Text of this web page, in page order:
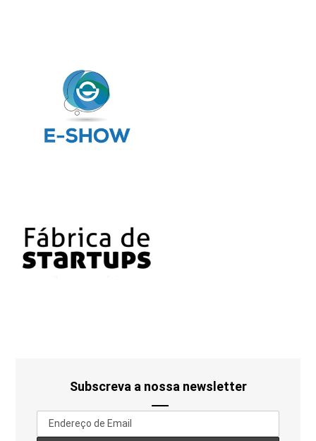
Subscreva a nossa newsletter